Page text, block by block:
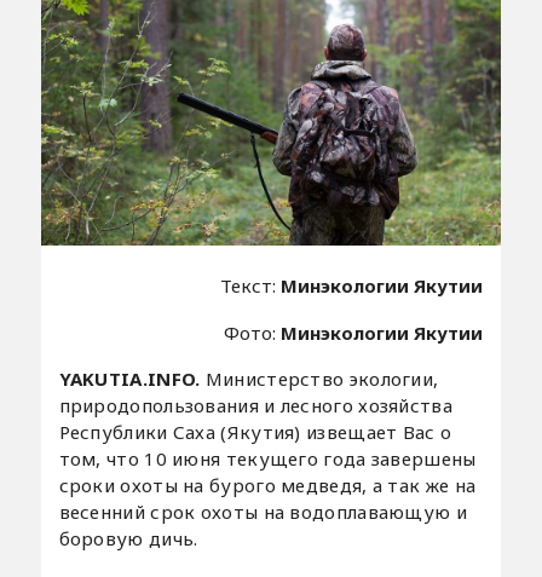
Текст: Минэкологии Якутии
Фото: Минэкологии Якутии
YAKUTIA.INFO. Министерство экологии,
природопользования и лесного хозяйства
Республики Саха (Якутия) извещает Вас о
том, что 10 июня текущего года завершены
сроки охоты на бурого медведя, а так же на
весенний срок охоты на водоплавающую и
боровую дичь.